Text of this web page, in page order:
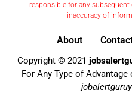
responsible for any subsequent
inaccuracy of
About
Copyright © 2021
For Any Type of